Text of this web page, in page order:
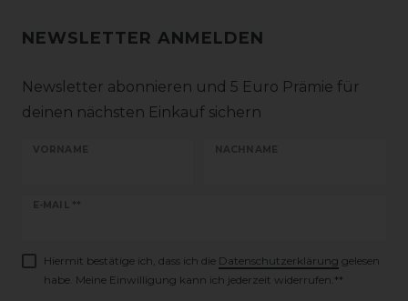
NEWSLETTER ANMELDEN
Newsletter abonnieren und 5 Euro Prämie für
deinen nächsten Einkauf sichern
VORNAME NACHNAME
E-MAIL **
Newsletter
Hiermit bestätige ich, dass ich die Daten­schutz­erklärung gelesen
habe. Meine Einwilligung kann ich jederzeit widerrufen.**